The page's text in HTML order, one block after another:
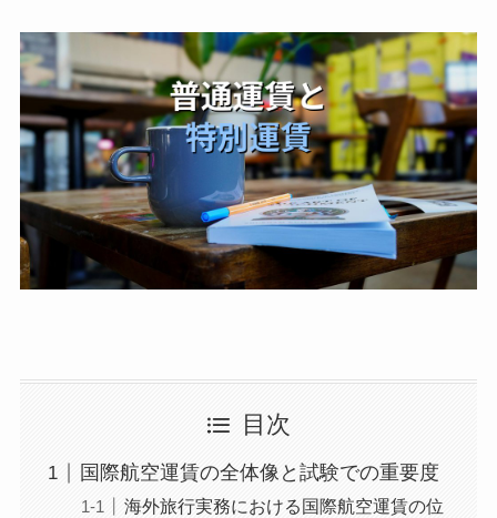
目次
国際航空運賃の全体像と試験での重要度
海外旅行実務における国際航空運賃の位